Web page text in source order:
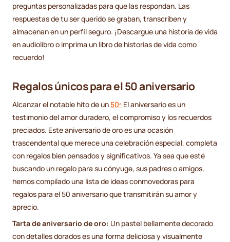
preguntas personalizadas para que las respondan. Las
respuestas de tu ser querido se graban, transcriben y
almacenan en un perfil seguro. ¡Descargue una historia de vida
en audiolibro o imprima un libro de historias de vida como
recuerdo!
Regalos únicos para el 50 aniversario
Alcanzar el notable hito de un 50º El aniversario es un
testimonio del amor duradero, el compromiso y los recuerdos
preciados. Este aniversario de oro es una ocasión
trascendental que merece una celebración especial, completa
con regalos bien pensados y significativos. Ya sea que esté
buscando un regalo para su cónyuge, sus padres o amigos,
hemos compilado una lista de ideas conmovedoras para
regalos para el 50 aniversario que transmitirán su amor y
aprecio.
Tarta de aniversario de oro: Un pastel bellamente decorado
con detalles dorados es una forma deliciosa y visualmente